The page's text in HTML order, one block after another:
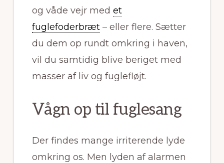
og våde vejr med et
fuglefoderbræt– eller flere. Sætter
du dem op rundt omkring i haven,
vil du samtidig blive beriget med
masser af liv og fuglefløjt.
Vågn op til fuglesang
Der findes mange irriterende lyde
omkring os. Men lyden af alarmen